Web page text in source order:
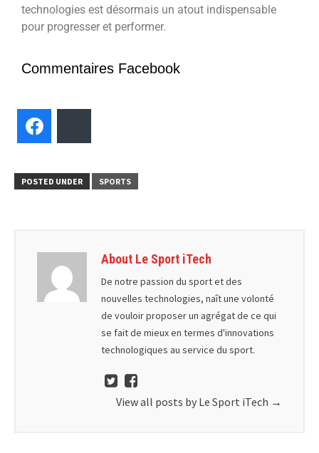
technologies est désormais un atout indispensable
pour progresser et performer.
Commentaires Facebook
POSTED UNDER SPORTS
About Le Sport iTech
De notre passion du sport et des
nouvelles technologies, naît une volonté
de vouloir proposer un agrégat de ce qui
se fait de mieux en termes d'innovations
technologiques au service du sport.
View all posts by Le Sport iTech →